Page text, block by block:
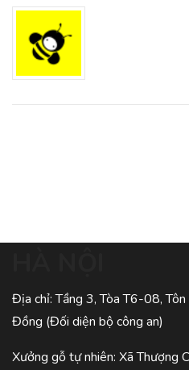
Địa chỉ: Tầng 3, Tòa T6-08,
Đồng (Đối diện bộ công an)
Xưởng gỗ tự nhiên: Xã Thượng